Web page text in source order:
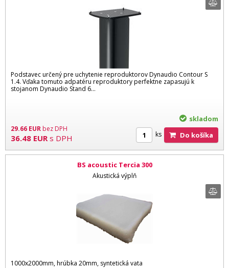
Podstavec určený pre uchytenie reproduktorov Dynaudio Contour S
1.4. Vďaka tomuto adpatéru reproduktory perfektne zapasujú k
stojanom Dynaudio Stand 6...
29.66 EURbez DPH
36.48 EUR s DPH
skladom
ks Do košíka
BS acoustic Tercia 300
Akustická výplň
1000x2000mm, hrúbka 20mm, syntetická vata